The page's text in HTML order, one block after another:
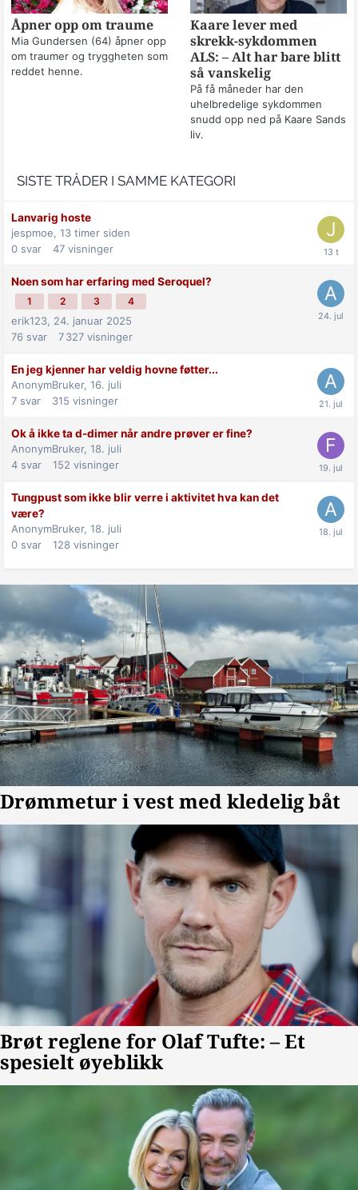
Åpner opp om traume
Mia Gundersen (64) åpner opp
om traumer og tryggheten som
reddet henne.
Kaare lever med
skrekk-sykdommen
ALS: – Alt har bare blitt
så vanskelig
På få måneder har den
uhelbredelige sykdommen
snudd opp ned på Kaare Sands
liv.
SISTE TRÅDER I SAMME KATEGORI
Lanvarig hoste
jespmoe, 13 timer siden
0 svar 47 visninger
Noen som har erfaring med Seroquel?
1 2 3 4
erik123, 24. januar 2025
76 svar 7 327 visninger
En jeg kjenner har veldig hovne føtter...
AnonymBruker, 16. juli
7 svar 315 visninger
Ok å ikke ta d-dimer når andre prøver er fine?
AnonymBruker, 18. juli
4 svar 152 visninger
Tungpust som ikke blir verre i aktivitet hva kan det
være?
AnonymBruker, 18. juli
0 svar 128 visninger